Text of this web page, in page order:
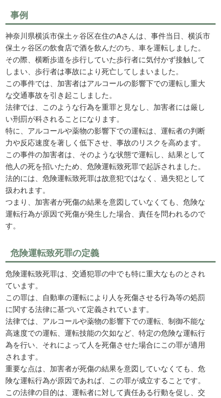
事例
神奈川県横浜市保土ヶ谷区在住のAさんは、事件当日、横浜市
保土ヶ谷区の飲食店で酒を飲んだのち、車を運転しました。
その際、横断歩道を歩行していた歩行者に気付かず接触して
しまい、歩行者は事故により死亡してしまいました。
この事件では、加害者はアルコールの影響下での運転し重大
な交通事故を引き起こしました。
法律では、このような行為を重罪と見なし、加害者には厳し
い刑罰が科されることになります。
特に、アルコールや薬物の影響下での運転は、運転者の判断
力や反応速度を著しく低下させ、事故のリスクを高めます。
この事件の加害者は、そのような状態で運転し、結果として
他人の死を招いたため、危険運転致死罪で起訴されました。
法的には、危険運転致死罪は故意犯ではなく、過失犯として
扱われます。
つまり、加害者が死傷の結果を意図していなくても、危険な
運転行為が原因で死傷が発生した場合、責任を問われるので
す。
危険運転致死罪の定義
危険運転致死罪は、交通犯罪の中でも特に重大なものとされ
ています。
この罪は、自動車の運転により人を死傷させる行為等の処罰
に関する法律に基づいて定義されています。
法律では、アルコールや薬物の影響下での運転、制御不能な
高速度での運転、運転技能の欠如など、特定の危険な運転行
為を行い、それによって人を死傷させた場合にこの罪が適用
されます。
重要な点は、加害者が死傷の結果を意図していなくても、危
険な運転行為が原因であれば、この罪が成立することです。
この法律の目的は、運転者に対して責任ある行動を促し、交